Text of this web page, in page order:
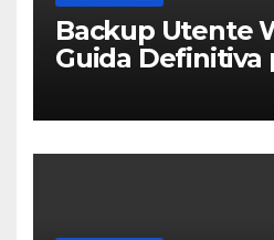
Backup Utente
Guida Definitiva
Casa o